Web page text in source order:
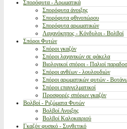
Σπορόφυτα - Αρωματικά
Σπορόφυτα άνοιξης
Σπορόφυτα φθινοπώρου
Σπορόφυτα αρωματικών
Λαχανόκηπος - Κόνδυλοι - Βολβοί
Σπόροι Φυτών
Σπόροι γκαζόν
Σπόροι λαχανικών σε φάκελα
Βιολογικοί σπόροι - Παλιοί
Σπόροι ανθέων - λουλουδιών
Σπόροι αρωματικών φυτών -
Σπόροι επαγγελματικοί
Προσφορές σπόρων γκαζόν
Βολβοί - Ριζώματα Φυτών
Βολβοί Ανοιξης
Βολβοί Καλοκαιριού
Γκαζόν φυσικό - Συνθετικό